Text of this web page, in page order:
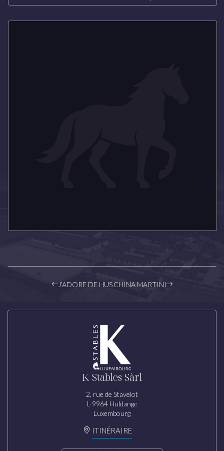
J’ADORE DE HUS CHINA MARTINI
K-Stables Sàrl
2, rue de Stavelot
L-9964 Huldange
Luxembourg
ITINÉRAIRE